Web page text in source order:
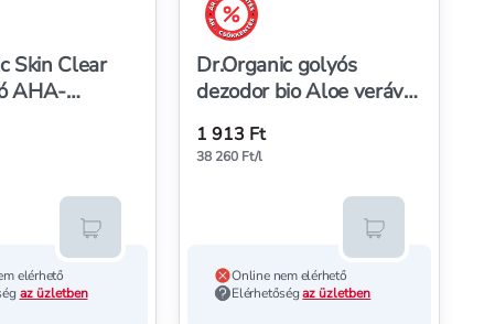
Skin Clear
AHA-
elérhető
az üzletben
Kosárba teszem
Dr.Organic golyós
dezodor bio Aloe verával
1 913 Ft
38 260 Ft/l
Online nem elérhető
Elérhetőség az üzletben
Kosárba